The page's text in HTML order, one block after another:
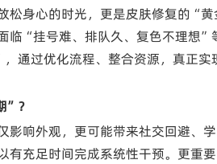
松身心的时光，更是皮肤修复的“
临“挂号难、排队久、复色不理想”
通过优化流程、整合资源，真正实
”？
响外观，更可能带来社交回避、学
充足时间完成系统性干预。更重